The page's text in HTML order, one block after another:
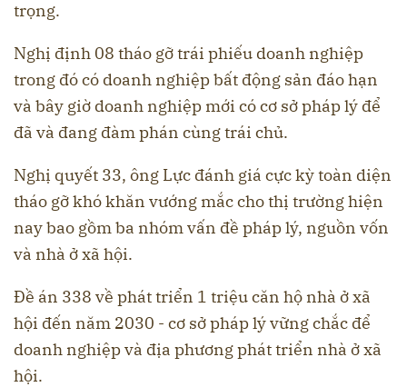
trọng.
Nghị định 08 tháo gỡ trái phiếu doanh nghiệp
trong đó có doanh nghiệp bất động sản đáo hạn
và bây giờ doanh nghiệp mới có cơ sở pháp lý để
đã và đang đàm phán cùng trái chủ.
Nghị quyết 33, ông Lực đánh giá cực kỳ toàn diện
tháo gỡ khó khăn vướng mắc cho thị trường hiện
nay bao gồm ba nhóm vấn đề pháp lý, nguồn vốn
và nhà ở xã hội.
Đề án 338 về phát triển 1 triệu căn hộ nhà ở xã
hội đến năm 2030 - cơ sở pháp lý vững chắc để
doanh nghiệp và địa phương phát triển nhà ở xã
hội.